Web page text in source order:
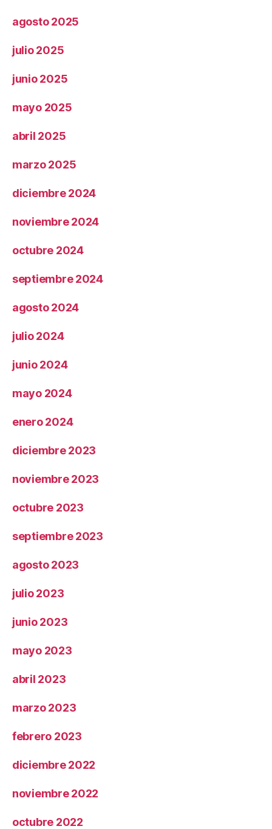
agosto 2025
julio 2025
junio 2025
mayo 2025
abril 2025
marzo 2025
diciembre 2024
noviembre 2024
octubre 2024
septiembre 2024
agosto 2024
julio 2024
junio 2024
mayo 2024
enero 2024
diciembre 2023
noviembre 2023
octubre 2023
septiembre 2023
agosto 2023
julio 2023
junio 2023
mayo 2023
abril 2023
marzo 2023
febrero 2023
diciembre 2022
noviembre 2022
octubre 2022